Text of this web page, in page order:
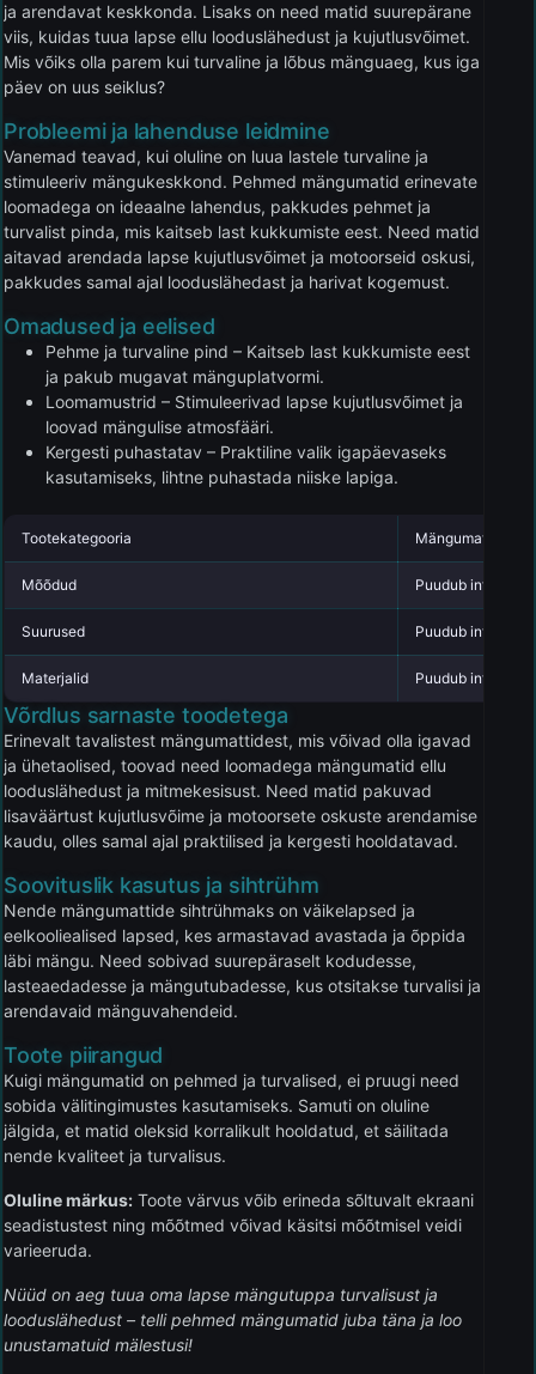
ja arendavat keskkonda. Lisaks on need matid suurepärane
viis, kuidas tuua lapse ellu looduslähedust ja kujutlusvõimet.
Mis võiks olla parem kui turvaline ja lõbus mänguaeg, kus iga
päev on uus seiklus?
Probleemi ja lahenduse leidmine
Vanemad teavad, kui oluline on luua lastele turvaline ja
stimuleeriv mängukeskkond. Pehmed mängumatid erinevate
loomadega on ideaalne lahendus, pakkudes pehmet ja
turvalist pinda, mis kaitseb last kukkumiste eest. Need matid
aitavad arendada lapse kujutlusvõimet ja motoorseid oskusi,
pakkudes samal ajal looduslähedast ja harivat kogemust.
Omadused ja eelised
Pehme ja turvaline pind – Kaitseb last kukkumiste eest
ja pakub mugavat mänguplatvormi.
Loomamustrid – Stimuleerivad lapse kujutlusvõimet ja
loovad mängulise atmosfääri.
Kergesti puhastatav – Praktiline valik igapäevaseks
kasutamiseks, lihtne puhastada niiske lapiga.
Tootekategooria Mängumatid
Mõõdud Puudub info
Suurused Puudub info
Materjalid Puudub info
Võrdlus sarnaste toodetega
Erinevalt tavalistest mängumattidest, mis võivad olla igavad
ja ühetaolised, toovad need loomadega mängumatid ellu
looduslähedust ja mitmekesisust. Need matid pakuvad
lisaväärtust kujutlusvõime ja motoorsete oskuste arendamise
kaudu, olles samal ajal praktilised ja kergesti hooldatavad.
Soovituslik kasutus ja sihtrühm
Nende mängumattide sihtrühmaks on väikelapsed ja
eelkooliealised lapsed, kes armastavad avastada ja õppida
läbi mängu. Need sobivad suurepäraselt kodudesse,
lasteaedadesse ja mängutubadesse, kus otsitakse turvalisi ja
arendavaid mänguvahendeid.
Toote piirangud
Kuigi mängumatid on pehmed ja turvalised, ei pruugi need
sobida välitingimustes kasutamiseks. Samuti on oluline
jälgida, et matid oleksid korralikult hooldatud, et säilitada
nende kvaliteet ja turvalisus.
Oluline märkus: Toote värvus võib erineda sõltuvalt ekraani
seadistustest ning mõõtmed võivad käsitsi mõõtmisel veidi
varieeruda.
Nüüd on aeg tuua oma lapse mängutuppa turvalisust ja
looduslähedust – telli pehmed mängumatid juba täna ja loo
unustamatuid mälestusi!